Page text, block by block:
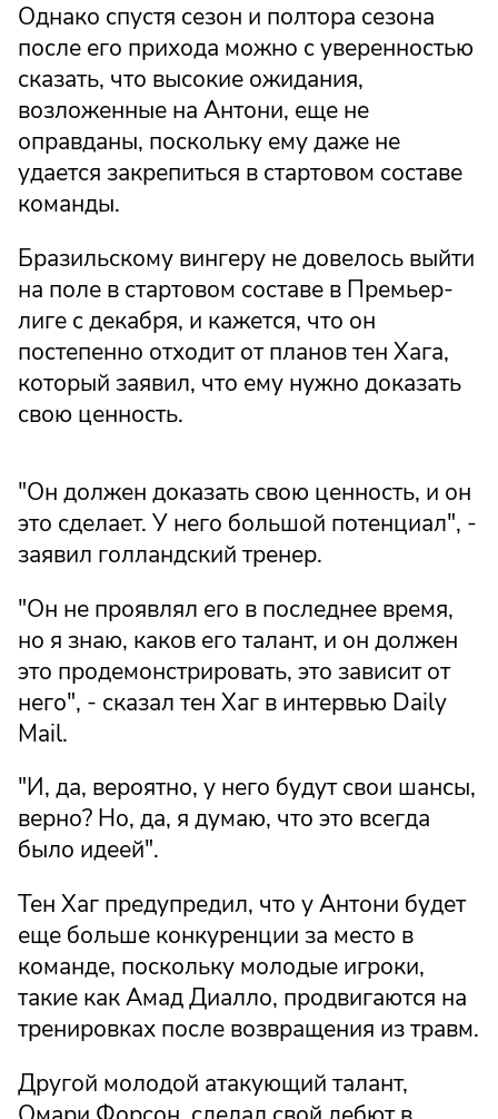
Однако спустя сезон и полтора сезона
после его прихода можно с уверенностью
сказать, что высокие ожидания,
возложенные на Антони, еще не
оправданы, поскольку ему даже не
удается закрепиться в стартовом составе
команды.
Бразильскому вингеру не довелось выйти
на поле в стартовом составе в Премьер-
лиге с декабря, и кажется, что он
постепенно отходит от планов тен Хага,
который заявил, что ему нужно доказать
свою ценность.
"Он должен доказать свою ценность, и он
это сделает. У него большой потенциал", -
заявил голландский тренер.
"Он не проявлял его в последнее время,
но я знаю, каков его талант, и он должен
это продемонстрировать, это зависит от
него", - сказал тен Хаг в интервью Daily
Mail.
"И, да, вероятно, у него будут свои шансы,
верно? Но, да, я думаю, что это всегда
было идеей".
Тен Хаг предупредил, что у Антони будет
еще больше конкуренции за место в
команде, поскольку молодые игроки,
такие как Амад Диалло, продвигаются на
тренировках после возвращения из травм.
Другой молодой атакующий талант,